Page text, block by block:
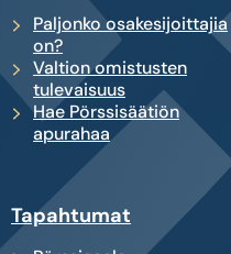
Paljonko osakesijoittajia
on?
Valtion omistusten
tulevaisuus
Hae Pörssisäätiön
apurahaa
Tapahtumat